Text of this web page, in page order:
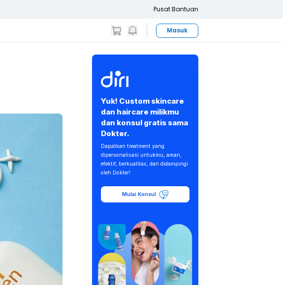
Pusat Bantuan
Masuk
Yuk! Custom skincare
dan haircare milikmu
dan konsul gratis sama
Dokter.
Dapatkan treatment yang
dipersonalisasi untukmu, aman,
efektif, berkualitas, dan didampingi
oleh Dokter!
Mulai Konsul